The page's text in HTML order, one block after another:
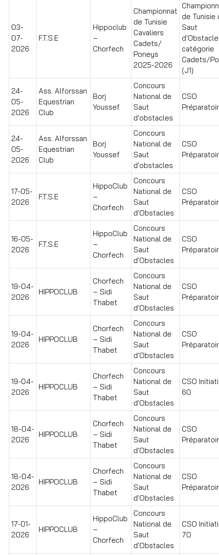
03-
07-
2026
F.T.S.E
Hippoclub
–
Chorfech
Championnat
de Tunisie
Cavaliers
Cadets/
Poneys
2025-2026
de Tunisie
Saut
catégorie
Cadets/
(J1)
24-
05-
2026
Ass. Alforssan
Equestrian
Club
Borj
Youssef
Concours
National de
Saut
d'obstacles
CSO
24-
05-
2026
Ass. Alforssan
Equestrian
Club
Borj
Youssef
Concours
National de
Saut
d'obstacles
CSO
17-05-
2026
F.T.S.E
HippoClub
–
Chorfech
Concours
National de
Saut
d'Obstacles
CSO
16-05-
2026
F.T.S.E
HippoClub
–
Chorfech
Concours
National de
Saut
d'Obstacles
CSO
19-04-
2026
HIPPOCLUB
Chorfech
– Sidi
Thabet
Concours
National de
Saut
d'Obstacles
CSO
19-04-
2026
HIPPOCLUB
Chorfech
– Sidi
Thabet
Concours
National de
Saut
d'Obstacles
CSO
19-04-
2026
HIPPOCLUB
Chorfech
– Sidi
Thabet
Concours
National de
Saut
d'Obstacles
CSO
60
18-04-
2026
HIPPOCLUB
Chorfech
– Sidi
Thabet
Concours
National de
Saut
d'Obstacles
CSO
18-04-
2026
HIPPOCLUB
Chorfech
– Sidi
Thabet
Concours
National de
Saut
d'Obstacles
CSO
17-01-
2026
HIPPOCLUB
HippoClub
–
Chorfech
Concours
National de
Saut
d'Obstacles
CSO
70